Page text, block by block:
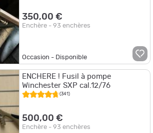
350,00 €
Enchère - 93 enchères
Occasion - Disponible
ENCHERE ! Fusil à pompe
Winchester SXP cal.12/76
(341)
500,00 €
Enchère - 93 enchères